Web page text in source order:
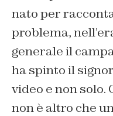
nato per
problema,
generale il
ha spinto il
video e non solo.
non è altro che